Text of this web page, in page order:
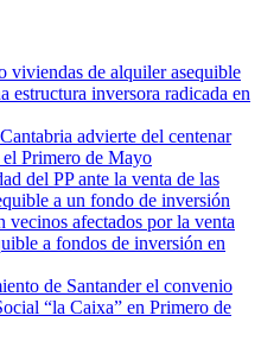
viviendas de alquiler asequible
estructura inversora radicada en
advierte del centenar
el Primero de Mayo
del PP ante la venta de las
a un fondo de inversión
vecinos afectados por la venta
a fondos de inversión en
de Santander el convenio
“la Caixa” en Primero de